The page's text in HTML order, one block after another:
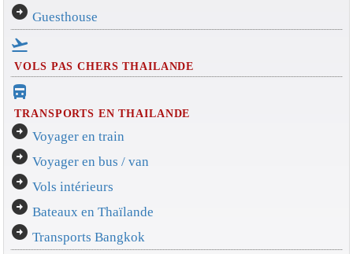
arrow_circle_right Guesthouse
flight_takeoff
VOLS PAS CHERS THAILANDE
directions_bus_filled
TRANSPORTS EN THAILANDE
arrow_circle_right Voyager en train
arrow_circle_right Voyager en bus / van
arrow_circle_right Vols intérieurs
arrow_circle_right Bateaux en Thaïlande
arrow_circle_right Transports Bangkok